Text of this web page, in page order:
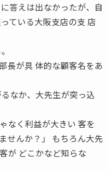
答えは出なかったが、自
ている大阪支店の支 店
長が具 体的な顧客名をあ
なか、大先生が突っ込
なく利益が大きい 客を
せんか？」 もちろん大先
が どこかなど知らな